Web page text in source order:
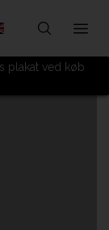
plakat ved køb